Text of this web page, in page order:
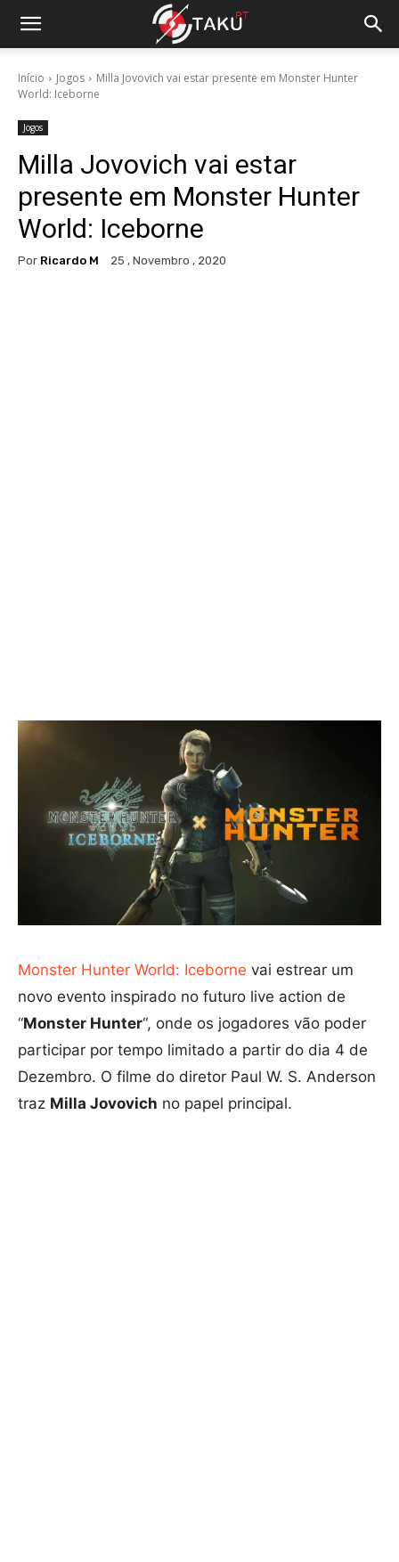
Início Jogos
Milla Jovovich vai estar presente em Monster Hunter
World: Iceborne
Jogos
Milla Jovovich vai estar
presente em Monster Hunter
World: Iceborne
Por Ricardo M 25 , Novembro , 2020
Monster Hunter World: Iceborne vai estrear um
novo evento inspirado no futuro live action de
“Monster Hunter“, onde os jogadores vão poder
participar por tempo limitado a partir do dia 4 de
Dezembro. O filme do diretor Paul W. S. Anderson
traz Milla Jovovich no papel principal.